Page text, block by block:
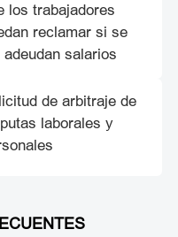
los trabajadores
reclamar si se
adeudan salarios
de arbitraje de
laborales y